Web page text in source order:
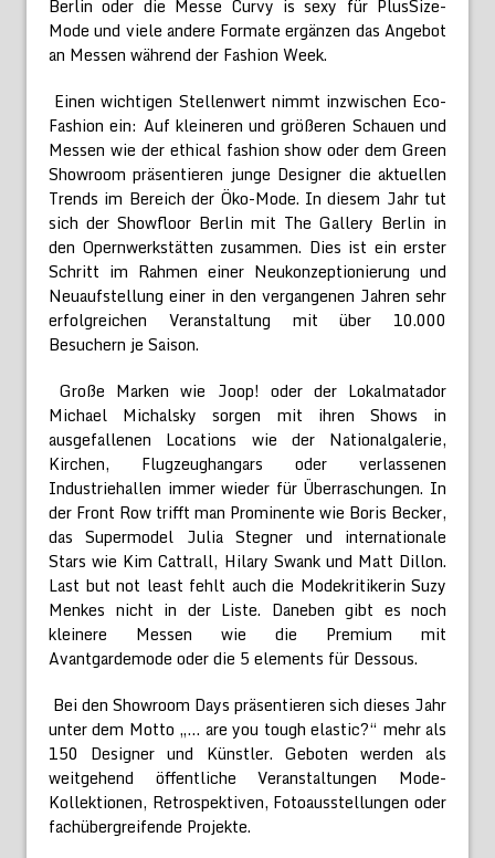
Berlin oder die Messe Curvy is sexy für PlusSize-
Mode und viele andere Formate ergänzen das Angebot
an Messen während der Fashion Week.
Einen wichtigen Stellenwert nimmt inzwischen Eco-
Fashion ein: Auf kleineren und größeren Schauen und
Messen wie der ethical fashion show oder dem Green
Showroom präsentieren junge Designer die aktuellen
Trends im Bereich der Öko-Mode. In diesem Jahr tut
sich der Showfloor Berlin mit The Gallery Berlin in
den Opernwerkstätten zusammen. Dies ist ein erster
Schritt im Rahmen einer Neukonzeptionierung und
Neuaufstellung einer in den vergangenen Jahren sehr
erfolgreichen Veranstaltung mit über 10.000
Besuchern je Saison.
Große Marken wie Joop! oder der Lokalmatador
Michael Michalsky sorgen mit ihren Shows in
ausgefallenen Locations wie der Nationalgalerie,
Kirchen, Flugzeughangars oder verlassenen
Industriehallen immer wieder für Überraschungen. In
der Front Row trifft man Prominente wie Boris Becker,
das Supermodel Julia Stegner und internationale
Stars wie Kim Cattrall, Hilary Swank und Matt Dillon.
Last but not least fehlt auch die Modekritikerin Suzy
Menkes nicht in der Liste. Daneben gibt es noch
kleinere Messen wie die Premium mit
Avantgardemode oder die 5 elements für Dessous.
Bei den Showroom Days präsentieren sich dieses Jahr
unter dem Motto „… are you tough elastic?“ mehr als
150 Designer und Künstler. Geboten werden als
weitgehend öffentliche Veranstaltungen Mode-
Kollektionen, Retrospektiven, Fotoausstellungen oder
fachübergreifende Projekte.